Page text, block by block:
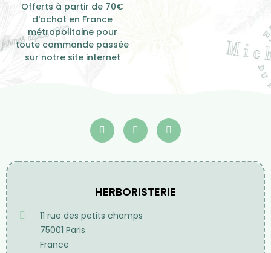
Offerts à partir de 70€
d'achat en France
métropolitaine pour
toute commande passée
sur notre site internet
HERBORISTERIE
11 rue des petits champs
75001 Paris
France